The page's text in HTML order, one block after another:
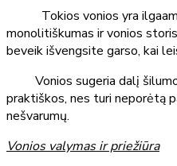
Tokios vonios yra
monolitiškumas ir vonios
beveik išvengsite garso, kai
Vonios sugeria dalį
praktiškos, nes turi neporėtą
nešvarumų.
Vonios valymas ir priežiūra